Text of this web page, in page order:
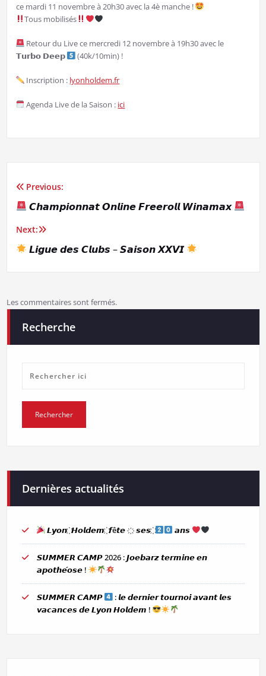
ce mardi 11 novembre à 20h30 avec la 4è manche !
Tous mobilisés
Retour du Live ce mercredi 12 novembre à 19h30 avec le
𝗧𝘂𝗿𝗯𝗼 𝗗𝗲𝗲𝗽
(40k/10min) !
Inscription : lyonholdem.fr
Agenda Live de la Saison : ici
Navigation
de
l’article
Previous:
𝘾𝙝𝙖𝙢𝙥𝙞𝙤𝙣𝙣𝙖𝙩 𝙊𝙣𝙡𝙞𝙣𝙚 𝙁𝙧𝙚𝙚𝙧𝙤𝙡𝙡 𝙒𝙞𝙣𝙖𝙢𝙖𝙭
Next:
𝙇𝙞𝙜𝙪𝙚 𝙙𝙚𝙨 𝘾𝙡𝙪𝙗𝙨 – 𝙎𝙖𝙞𝙨𝙤𝙣 𝙓𝙓𝙑𝙄
Les commentaires sont fermés.
Recherche
Dernières actualités
𝙇𝙮𝙤𝙣 ҉ 𝙃𝙤𝙡𝙙𝙚𝙢 ҉ 𝙛ê𝙩𝙚 ҉ 𝙨𝙚𝙨 ҉ 𝙖𝙣𝙨
𝙎𝙐𝙈𝙈𝙀𝙍 𝘾𝘼𝙈𝙋 2026 : 𝙅𝙤𝙚𝙗𝙖𝙧𝙯 𝙩𝙚𝙧𝙢𝙞𝙣𝙚 𝙚𝙣
𝙖𝙥𝙤𝙩𝙝𝙚́𝙤𝙨𝙚 !
𝙎𝙐𝙈𝙈𝙀𝙍 𝘾𝘼𝙈𝙋
: 𝙡𝙚 𝙙𝙚𝙧𝙣𝙞𝙚𝙧 𝙩𝙤𝙪𝙧𝙣𝙤𝙞 𝙖𝙫𝙖𝙣𝙩 𝙡𝙚𝙨
𝙫𝙖𝙘𝙖𝙣𝙘𝙚𝙨 𝙙𝙚 𝙇𝙮𝙤𝙣 𝙃𝙤𝙡𝙙𝙚𝙢 !